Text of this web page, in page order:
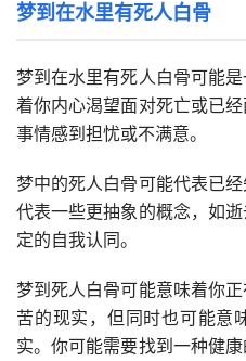
梦到在水里有死人白骨
梦到在水里有死人白骨可能
着你内心渴望面对死亡或已
事情感到担忧或不满意。
梦中的死人白骨可能代表已
代表一些更抽象的概念，如
定的自我认同。
梦到死人白骨可能意味着你
苦的现实，但同时也可能意
实。你可能需要找到一种健